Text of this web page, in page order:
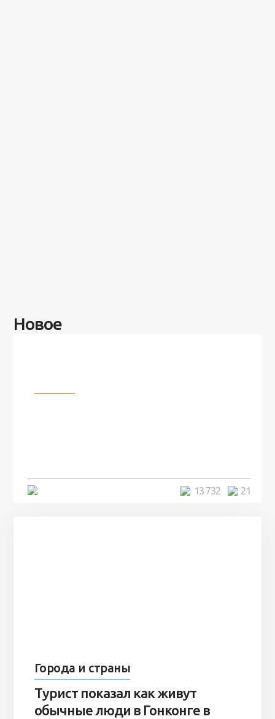
Новое
21
13 732
Города и страны
Турист показал как живут
обычные люди в Гонконге в